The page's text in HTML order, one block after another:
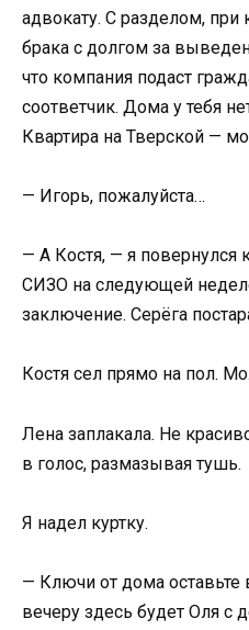
адвокату. С разделом,
брака с долгом за
что компания подаст
соответчик. Дома у тебя
Квартира на Тверской —
— Игорь, пожалуйста…
— А Костя, — я повернулся
СИЗО на следующей
заключение. Серёга
Костя сел прямо на пол.
Лена заплакала. Не
в голос, размазывая тушь.
Я надел куртку.
— Ключи от дома
вечеру здесь будет Оля с